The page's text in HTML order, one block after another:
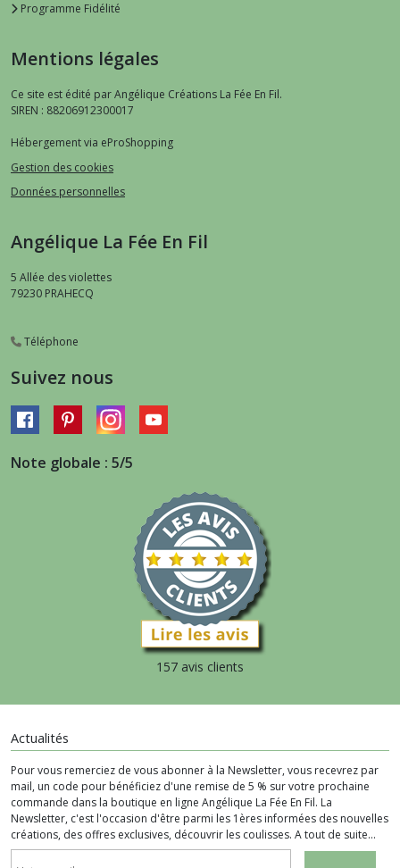
Programme Fidélité
Mentions légales
Ce site est édité par Angélique Créations La Fée En Fil.
SIREN : 88206912300017
Hébergement via eProShopping
Gestion des cookies
Données personnelles
Angélique La Fée En Fil
5 Allée des violettes
79230 PRAHECQ
Téléphone
Suivez nous
Note globale : 5/5
157 avis clients
Actualités
Pour vous remerciez de vous abonner à la Newsletter, vous recevrez par
mail, un code pour bénéficiez d'une remise de 5 % sur votre prochaine
commande dans la boutique en ligne Angélique La Fée En Fil. La
Newsletter, c'est l'occasion d'être parmi les 1ères informées des nouvelles
créations, des offres exclusives, découvrir les coulisses. A tout de suite...